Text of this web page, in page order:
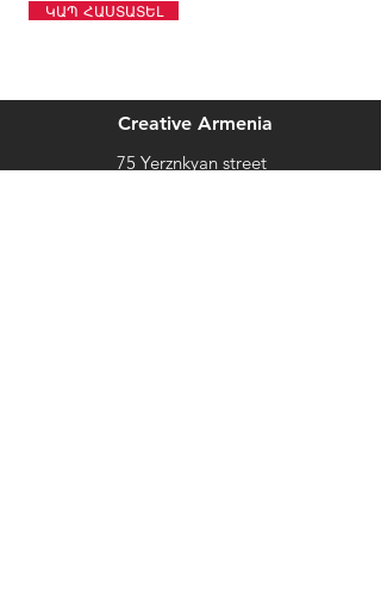
ԿԱՊ ՀԱՍՏԱՏԵԼ
Creative Armenia
75 Yerznkyan street